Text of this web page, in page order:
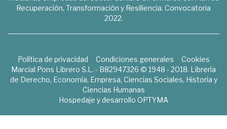
Recuperación, Transformación y Resiliencia. Convocatoria
2022.
Política de privacidad Condiciones generales
Cookies
Marcial Pons Librero S.L. - B82947326 © 1948 - 2018. Librería
de Derecho, Economía, Empresa, Ciencias Sociales, Historia y
Ciencias Humanas
Hospedaje y desarrollo OPTYMA